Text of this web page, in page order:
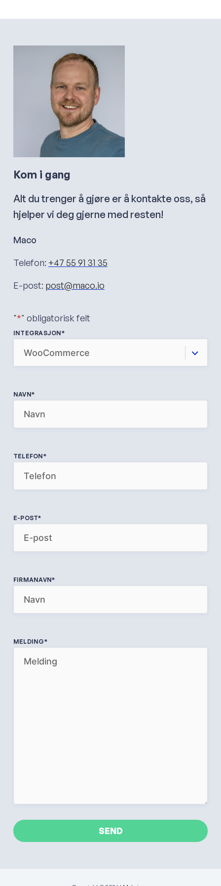
Kom i gang
Alt du trenger å gjøre er å kontakte oss, så
hjelper vi deg gjerne med resten!
Maco
Telefon: +47 55 91 31 35
E-post: post@maco.io
"*" obligatorisk felt
INTEGRASJON*
NAVN*
TELEFON*
E-POST*
FIRMANAVN*
MELDING*